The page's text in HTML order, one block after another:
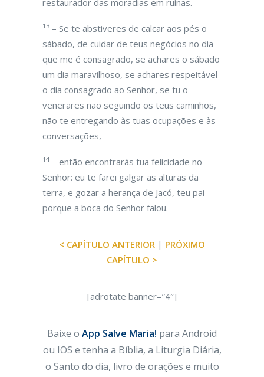
restaurador das moradias em ruínas.
13 – Se te abstiveres de calcar aos pés o
sábado, de cuidar de teus negócios no dia
que me é consagrado, se achares o sábado
um dia maravilhoso, se achares respeitável
o dia consagrado ao Senhor, se tu o
venerares não seguindo os teus caminhos,
não te entregando às tuas ocupações e às
conversações,
14 – então encontrarás tua felicidade no
Senhor: eu te farei galgar as alturas da
terra, e gozar a herança de Jacó, teu pai
porque a boca do Senhor falou.
< CAPÍTULO ANTERIOR | PRÓXIMO
CAPÍTULO >
[adrotate banner=”4″]
Baixe o App Salve Maria! para Android
ou IOS e tenha a Bíblia, a Liturgia Diária,
o Santo do dia, livro de orações e muito